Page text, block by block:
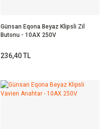
Günsan Eqona Beyaz Klipsli Zil
Butonu - 10AX 250V
236,40 TL